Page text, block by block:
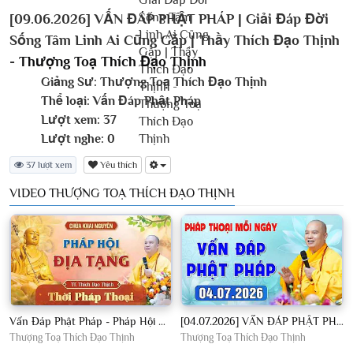
[09.06.2026] VẤN ĐÁP PHẬT PHÁP | Giải Đáp Đời
Sống Tâm Linh Ai Cũng Gặp | Thầy Thích Đạo Thịnh
- Thượng Toạ Thích Đạo Thịnh
Giảng Sư: Thượng Toạ Thích Đạo Thịnh
Thể loại: Vấn Đáp Phật Pháp
Lượt xem: 37
Lượt nghe: 0
37 lượt xem Yêu thích
VIDEO THƯỢNG TOẠ THÍCH ĐẠO THỊNH
Vấn Đáp Phật Pháp - Pháp Hội Địa Tạng Ngày 01/08/2026│TT. Thích Đạo Thịnh
Thượng Toạ Thích Đạo Thịnh
[04.07.2026] VẤN ĐÁP PHẬT PHÁP - Nghe Thầy giảng Pháp mỗi ngày CÔNG ĐỨC VÔ LƯỢNG│TT. Thích Đạo Thịnh
Thượng Toạ Thích Đạo Thịnh